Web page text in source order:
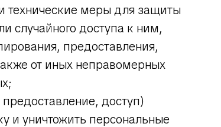
меры для защиты
случайного доступа к ним,
предоставления,
от иных неправомерных
доступ)
и уничтожить персональные